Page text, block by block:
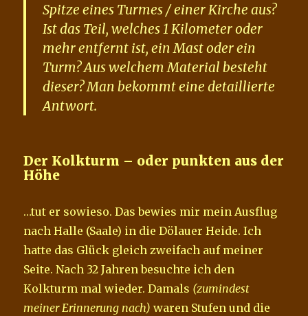
Spitze eines Turmes / einer Kirche aus?
Ist das Teil, welches 1 Kilometer oder
mehr entfernt ist, ein Mast oder ein
Turm? Aus welchem Material besteht
dieser? Man bekommt eine detaillierte
Antwort.
Der Kolkturm – oder punkten aus der
Höhe
…tut er sowieso. Das bewies mir mein Ausflug
nach Halle (Saale) in die Dölauer Heide. Ich
hatte das Glück gleich zweifach auf meiner
Seite. Nach 32 Jahren besuchte ich den
Kolkturm mal wieder. Damals (zumindest
meiner Erinnerung nach) waren Stufen und die